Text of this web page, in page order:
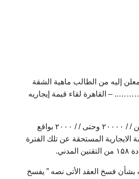
استأجر المعلن إليه من الطالب ماهية الشقة
………….. – القاهرة لقاء قيمة إيجاريه
حيث أن المعلن إليه قد تقاعس عن سداد القيمة الايجارية المستحقة عن المدة من / / ۲۰۰۰۰ وحتى / / ۲۰۰۰ بواقع
القيمة الايجارية المستحقة عن تلك الفترة
بشأن فسخ العقد الأتى نصه ” يفسخ